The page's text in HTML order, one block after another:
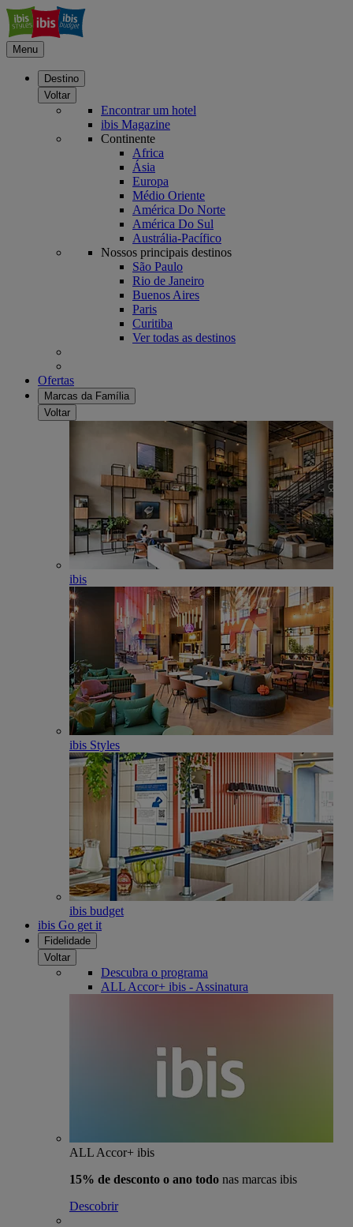
Menu
Destino
Voltar
Encontrar um hotel
ibis Magazine
Continente
Africa
Ásia
Europa
Médio Oriente
América Do Norte
América Do Sul
Austrália-Pacífico
Nossos principais destinos
São Paulo
Rio de Janeiro
Buenos Aires
Paris
Curitiba
Ver todas as destinos
Ofertas
Marcas da Família
Voltar
ibis
ibis Styles
ibis budget
ibis Go get it
Fidelidade
Voltar
Descubra o programa
ALL Accor+ ibis - Assinatura
ALL Accor+ ibis
15% de desconto o ano todo nas marcas ibis
Descobrir